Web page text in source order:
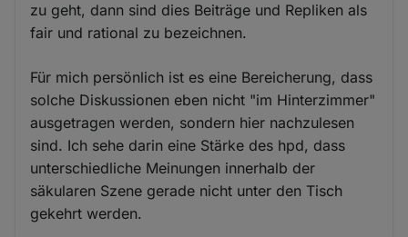
zu geht, dann sind dies Beiträge und Repliken als
fair und rational zu bezeichnen.
Für mich persönlich ist es eine Bereicherung, dass
solche Diskussionen eben nicht "im Hinterzimmer"
ausgetragen werden, sondern hier nachzulesen
sind. Ich sehe darin eine Stärke des hpd, dass
unterschiedliche Meinungen innerhalb der
säkularen Szene gerade nicht unter den Tisch
gekehrt werden.